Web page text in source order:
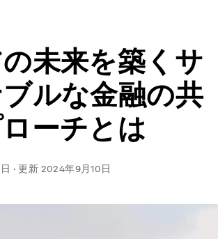
未来を築くサ
ルな金融の共
ーチとは
·更新 2024年9月10日